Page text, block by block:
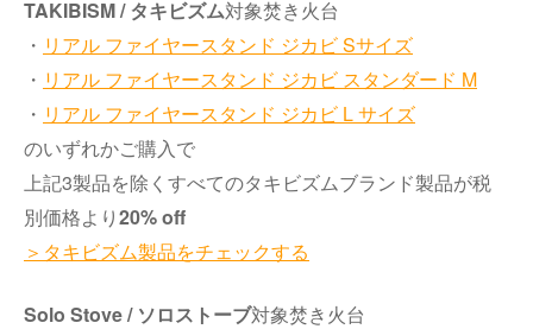
TAKIBISM / タキビズム対象焚き火台
・ リアル ファイヤースタンド ジカビ Sサイズ
・ リアル ファイヤースタンド ジカビ スタンダード M
・ リアル ファイヤースタンド ジカビ L サイズ
のいずれかご購入で
上記3製品を除くすべてのタキビズムブランド製品が税
別価格より20% off
＞タキビズム製品をチェックする
Solo Stove / ソロストーブ対象焚き火台